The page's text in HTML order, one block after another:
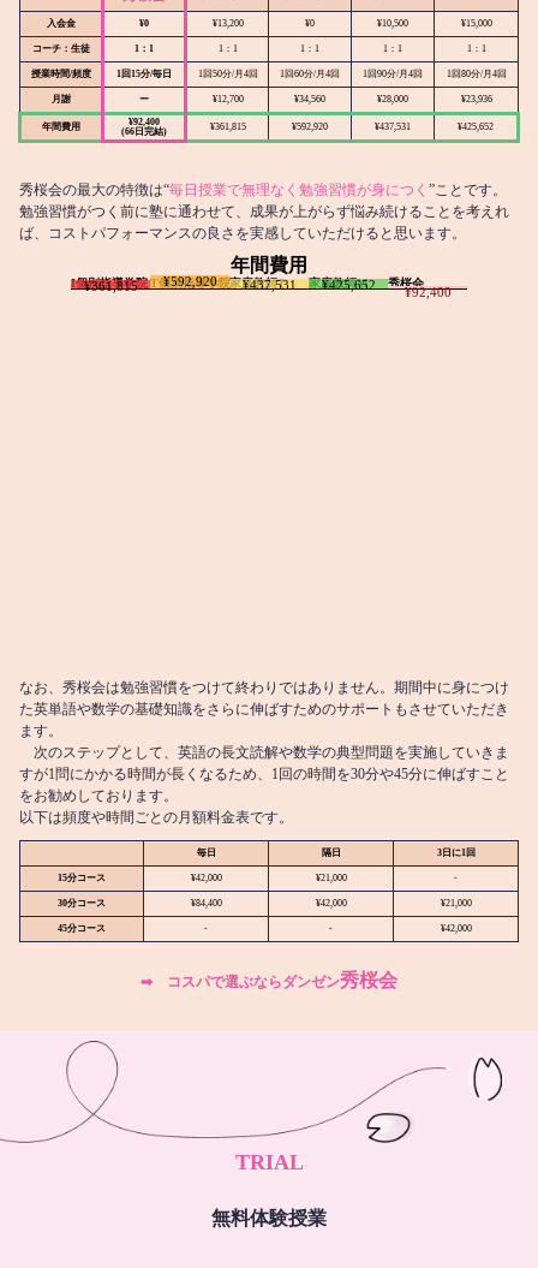
入会金 ¥0 ¥13,200 ¥0 ¥10,500 ¥15,000
コーチ：生徒 1：1 1：1 1：1 1：1 1：1
授業時間/頻度 1回15分/毎日 1回50分/月4回 1回60分/月4回 1回90分/月4回 1回80分/月4回
月謝 ー ¥12,700 ¥34,560 ¥28,000 ¥23,936
年間費用
¥92,400
(66日完結)
¥361,815 ¥592,920 ¥437,531 ¥425,652
秀桜会の最大の特徴は“毎日授業で無理なく勉強習慣が身につく ”ことです。
勉強習慣がつく前に塾に通わせて、成果が上がらず悩み続けることを考えれ
ば、コストパフォーマンスの良さを実感していただけると思います。
年間費用
I個別指導学院
¥361,815 T個別指導学院
¥592,920 家庭教師T
¥437,531 家庭教師M
¥425,652 秀桜会
¥92,400
なお、秀桜会は勉強習慣をつけて終わりではありません。期間中に身につけ
た英単語や数学の基礎知識をさらに伸ばすためのサポートもさせていただき
ます。
次のステップとして、英語の長文読解や数学の典型問題を実施していきま
すが1問にかかる時間が長くなるため、1回の時間を30分や45分に伸ばすこと
をお勧めしております。
以下は頻度や時間ごとの月額料金表です。
毎日 隔日 3日に1回
15分コース ¥42,000 ¥21,000 -
30分コース ¥84,400 ¥42,000 ¥21,000
45分コース - - ¥42,000
➡︎ コスパで選ぶならダンゼン秀桜会
TRIAL
無料体験授業